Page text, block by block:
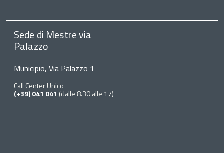
Sede di Mestre via
Palazzo
Municipio, Via Palazzo 1
Call Center Unico
(+39) 041 041 (dalle 8.30 alle 17)